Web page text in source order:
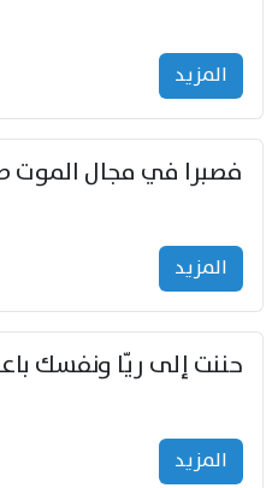
المزید
المزید
المزید